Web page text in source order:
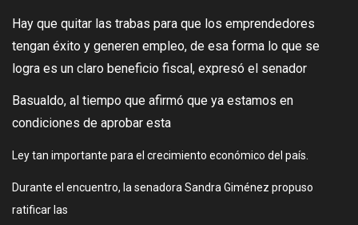
Hay que quitar las trabas para que los emprendedores
tengan éxito y generen empleo, de esa forma lo que se
logra es un claro beneficio fiscal, expresó el senador
Basualdo, al tiempo que afirmó que ya estamos en
condiciones de aprobar esta
Ley tan importante para el crecimiento económico del país.
Durante el encuentro, la senadora Sandra Giménez propuso
ratificar las